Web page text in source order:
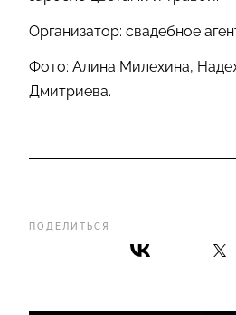
ПОДЕЛИТЬСЯ
Организатор: свадебное
Фото: Алина Милехина,
Дмитриева.